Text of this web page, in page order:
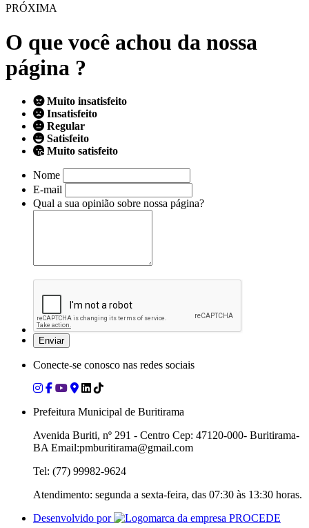
PRÓXIMA
O que você achou da nossa
página ?
Muito insatisfeito
Insatisfeito
Regular
Satisfeito
Muito satisfeito
Nome
E-mail
Qual a sua opinião sobre nossa página?
Conecte-se conosco nas redes sociais
Prefeitura Municipal de Buritirama
Avenida Buriti, nº 291 - Centro Cep: 47120-000- Buritirama-
BA Email:pmburitirama@gmail.com
Tel: (77) 99982-9624
Atendimento: segunda a sexta-feira, das 07:30 às 13:30 horas.
Desenvolvido por